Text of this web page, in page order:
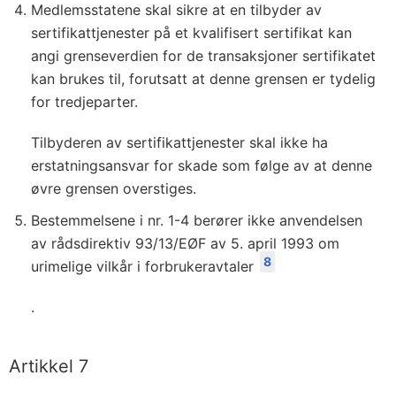
Medlemsstatene skal sikre at en tilbyder av
sertifikattjenester på et kvalifisert sertifikat kan
angi grenseverdien for de transaksjoner sertifikatet
kan brukes til, forutsatt at denne grensen er tydelig
for tredjeparter.
Tilbyderen av sertifikattjenester skal ikke ha
erstatningsansvar for skade som følge av at denne
øvre grensen overstiges.
Bestemmelsene i nr. 1-4 berører ikke anvendelsen
av rådsdirektiv 93/13/EØF av 5. april 1993 om
urimelige vilkår i forbrukeravtaler
8
.
Artikkel 7